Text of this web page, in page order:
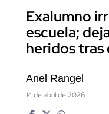
Exalumno
escuela;
heridos tras
Anel Rangel
14 de abril de 2026